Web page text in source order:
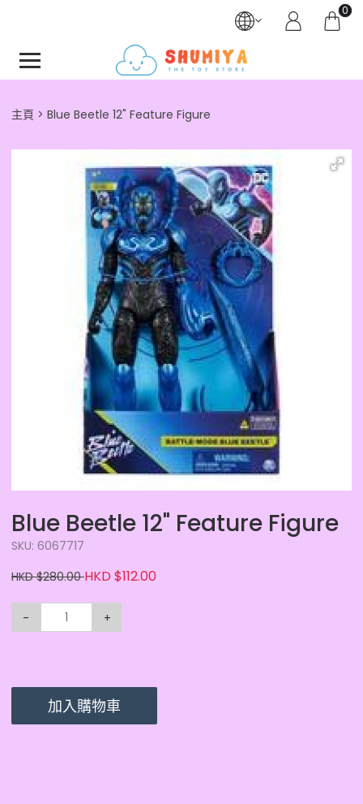
0
主頁 Blue Beetle 12" Feature Figure
Blue Beetle 12" Feature Figure
SKU: 6067717
HKD $280.00HKD $112.00
- +
加入購物車